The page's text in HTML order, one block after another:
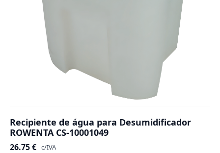
Recipiente de água para Desumidificador
ROWENTA CS-10001049
26.75€ c/IVA